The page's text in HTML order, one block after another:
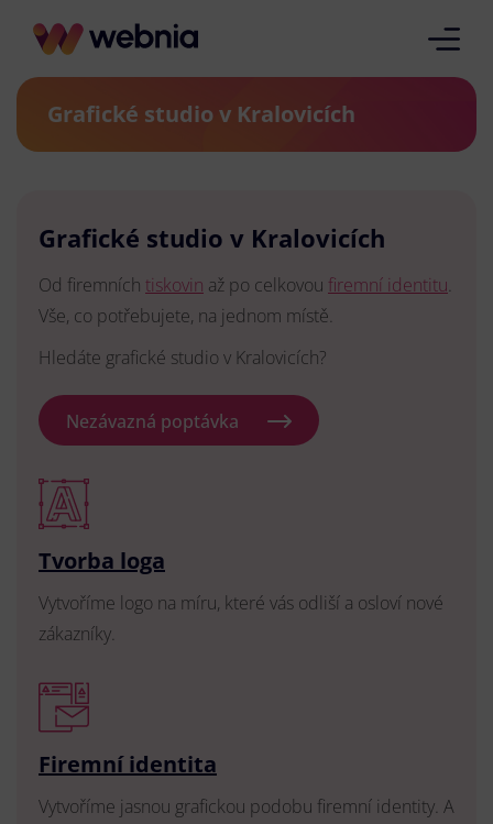
Grafické studio v Kralovicích
Grafické studio v Kralovicích
Od firemních tiskovin až po celkovou firemní identitu.
Vše, co potřebujete, na jednom místě.
Hledáte grafické studio v Kralovicích?
Nezávazná poptávka
Tvorba loga
Vytvoříme logo na míru, které vás odliší a osloví nové
zákazníky.
Firemní identita
Vytvoříme jasnou grafickou podobu firemní identity. A